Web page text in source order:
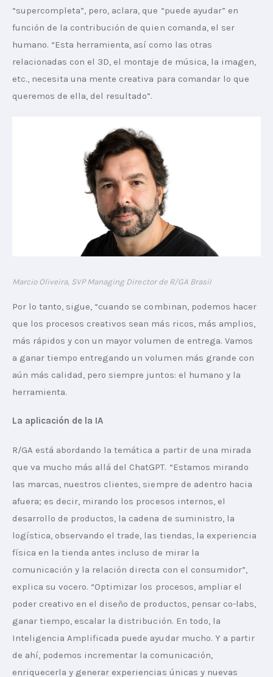
“supercompleta”, pero, aclara, que “puede ayudar” en
función de la contribución de quien comanda, el ser
humano. “Esta herramienta, así como las otras
relacionadas con el 3D, el montaje de música, la imagen,
etc., necesita una mente creativa para comandar lo que
queremos de ella, del resultado”.
Marcio Oliveira, SVP Managing Director de R/GA Brasil
Por lo tanto, sigue, “cuando se combinan, podemos hacer
que los procesos creativos sean más ricos, más amplios,
más rápidos y con un mayor volumen de entrega. Vamos
a ganar tiempo entregando un volumen más grande con
aún más calidad, pero siempre juntos: el humano y la
herramienta.
La aplicación de la IA
R/GA está abordando la temática a partir de una mirada
que va mucho más allá del ChatGPT. “Estamos mirando
las marcas, nuestros clientes, siempre de adentro hacia
afuera; es decir, mirando los procesos internos, el
desarrollo de productos, la cadena de suministro, la
logística, observando el trade, las tiendas, la experiencia
física en la tienda antes incluso de mirar la
comunicación y la relación directa con el consumidor”,
explica su vocero. “Optimizar los procesos, ampliar el
poder creativo en el diseño de productos, pensar co-labs,
ganar tiempo, escalar la distribución. En todo, la
Inteligencia Amplificada puede ayudar mucho. Y a partir
de ahí, podemos incrementar la comunicación,
enriquecerla y generar experiencias únicas y nuevas